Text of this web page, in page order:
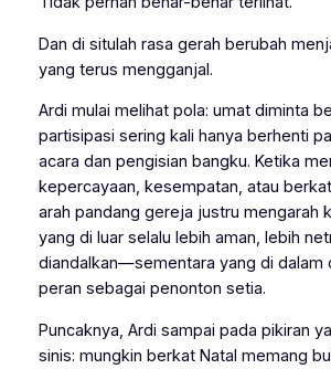
Dan di situlah rasa gerah berubah
yang terus mengganjal.
Ardi mulai melihat pola: umat diminta
partisipasi sering kali hanya berhenti
acara dan pengisian bangku. Ketika
kepercayaan, kesempatan, atau
arah pandang gereja justru mengarah
yang di luar selalu lebih aman, lebih
diandalkan—sementara yang di dalam
peran sebagai penonton setia.
Puncaknya, Ardi sampai pada pikiran
sinis: mungkin berkat Natal memang